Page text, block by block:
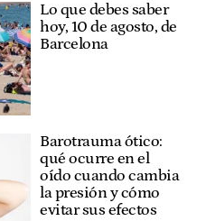
Lo que debes saber
hoy, 10 de agosto, de
Barcelona
Barotrauma ótico:
qué ocurre en el
oído cuando cambia
la presión y cómo
evitar sus efectos